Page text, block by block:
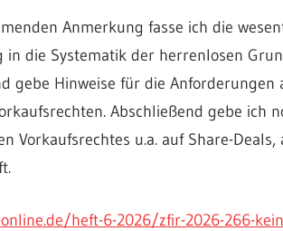
Anmerkung fasse ich die
in die Systematik der herrenlosen
gebe Hinweise für die
Abschließend gebe ich
Vorkaufsrechtes u.a. auf Share-
heft-6-2026/zfir-2026-266-